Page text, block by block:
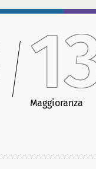
Maggioranza